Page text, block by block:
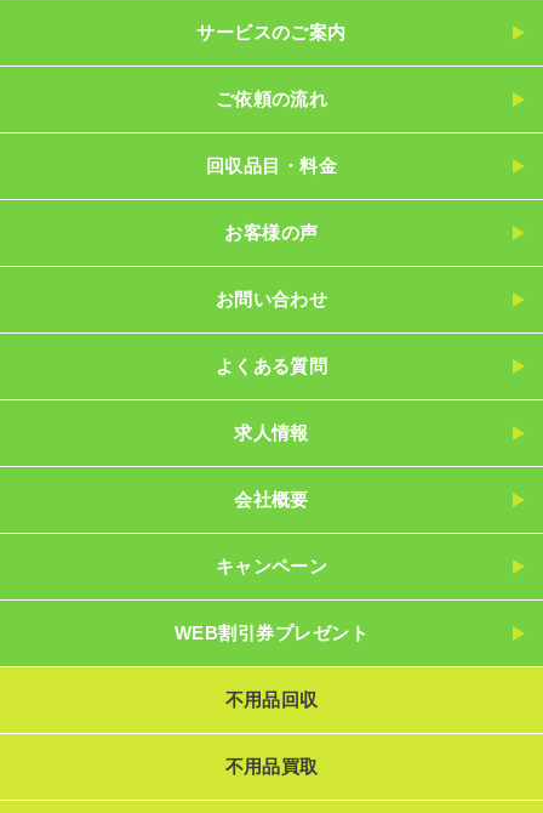
サービスのご案内
ご依頼の流れ
回収品目・料金
お客様の声
お問い合わせ
よくある質問
求人情報
会社概要
キャンペーン
WEB割引券プレゼント
不用品回収
不用品買取